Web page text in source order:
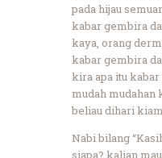
pada hijau
kabar gembira
kaya, orang
kabar gembira
kira apa itu kabar
mudah mudahan
beliau dihari
Nabi bilang
siapa? kalian